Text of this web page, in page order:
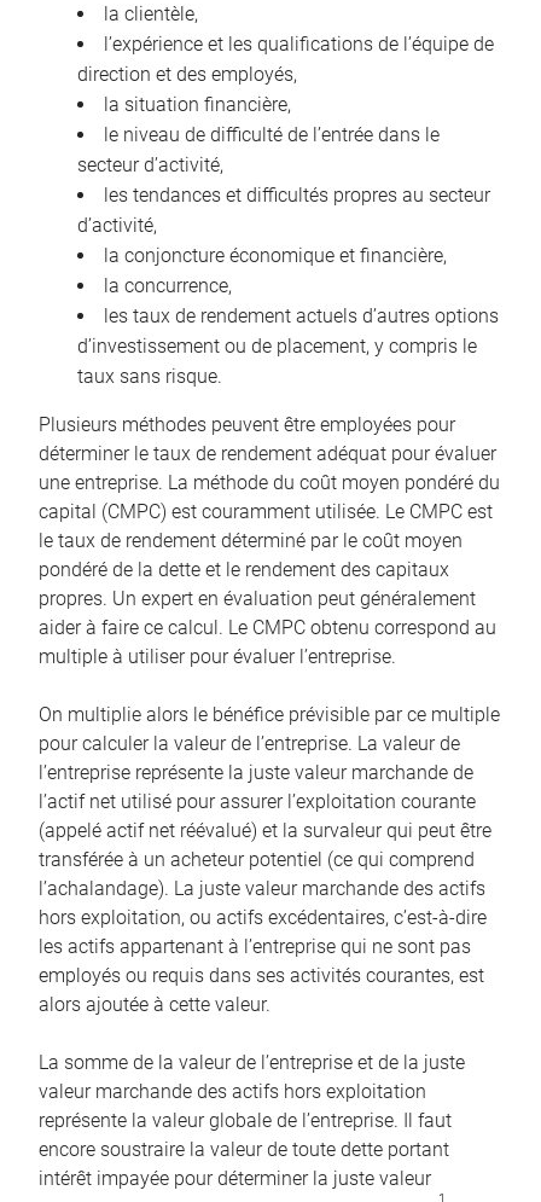
la clientèle,
l’expérience et les qualifications de l’équipe de
direction et des employés,
la situation financière,
le niveau de difficulté de l’entrée dans le
secteur d’activité,
les tendances et difficultés propres au secteur
d’activité,
la conjoncture économique et financière,
la concurrence,
les taux de rendement actuels d’autres options
d’investissement ou de placement, y compris le
taux sans risque.
Plusieurs méthodes peuvent être employées pour
déterminer le taux de rendement adéquat pour évaluer
une entreprise. La méthode du coût moyen pondéré du
capital (CMPC) est couramment utilisée. Le CMPC est
le taux de rendement déterminé par le coût moyen
pondéré de la dette et le rendement des capitaux
propres. Un expert en évaluation peut généralement
aider à faire ce calcul. Le CMPC obtenu correspond au
multiple à utiliser pour évaluer l’entreprise.
On multiplie alors le bénéfice prévisible par ce multiple
pour calculer la valeur de l’entreprise. La valeur de
l’entreprise représente la juste valeur marchande de
l’actif net utilisé pour assurer l’exploitation courante
(appelé actif net réévalué) et la survaleur qui peut être
transférée à un acheteur potentiel (ce qui comprend
l’achalandage). La juste valeur marchande des actifs
hors exploitation, ou actifs excédentaires, c’est-à-dire
les actifs appartenant à l’entreprise qui ne sont pas
employés ou requis dans ses activités courantes, est
alors ajoutée à cette valeur.
La somme de la valeur de l’entreprise et de la juste
valeur marchande des actifs hors exploitation
représente la valeur globale de l’entreprise. Il faut
encore soustraire la valeur de toute dette portant
intérêt impayée pour déterminer la juste valeur